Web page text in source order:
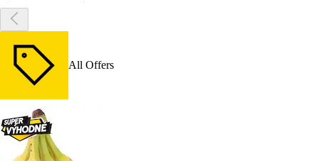
All Offers